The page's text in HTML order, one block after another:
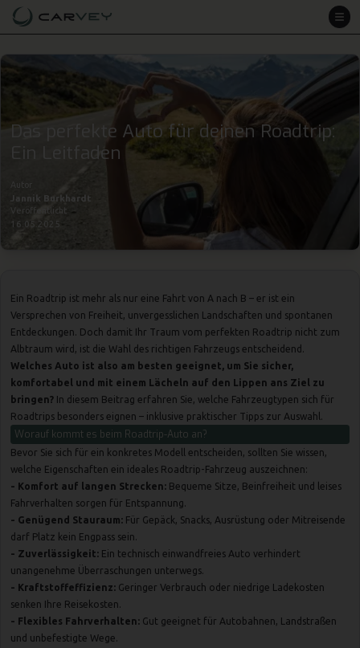
Das perfekte Auto für deinen Roadtrip:
Ein Leitfaden
Autor
Jannik Burkhardt
Veröffentlicht
16.05.2025
Ein Roadtrip ist mehr als nur eine Fahrt von A nach B – er ist ein
Versprechen von Freiheit, unvergesslichen Landschaften und spontanen
Entdeckungen. Doch damit Ihr Traum vom perfekten Roadtrip nicht zum
Albtraum wird, ist die Wahl des richtigen Fahrzeugs entscheidend.
Welches Auto ist also am besten geeignet, um Sie sicher,
komfortabel und mit einem Lächeln auf den Lippen ans Ziel zu
bringen? In diesem Beitrag erfahren Sie, welche Fahrzeugtypen sich für
Roadtrips besonders eignen – inklusive praktischer Tipps zur Auswahl.
Worauf kommt es beim Roadtrip-Auto an?
Bevor Sie sich für ein konkretes Modell entscheiden, sollten Sie wissen,
welche Eigenschaften ein ideales Roadtrip-Fahrzeug auszeichnen:
- Komfort auf langen Strecken: Bequeme Sitze, Beinfreiheit und leises
Fahrverhalten sorgen für Entspannung.
- Genügend Stauraum: Für Gepäck, Snacks, Ausrüstung oder Mitreisende
darf Platz kein Engpass sein.
- Zuverlässigkeit: Ein technisch einwandfreies Auto verhindert
unangenehme Überraschungen unterwegs.
- Kraftstoffeffizienz: Geringer Verbrauch oder niedrige Ladekosten
senken Ihre Reisekosten.
- Flexibles Fahrverhalten: Gut geeignet für Autobahnen, Landstraßen
und unbefestigte Wege.